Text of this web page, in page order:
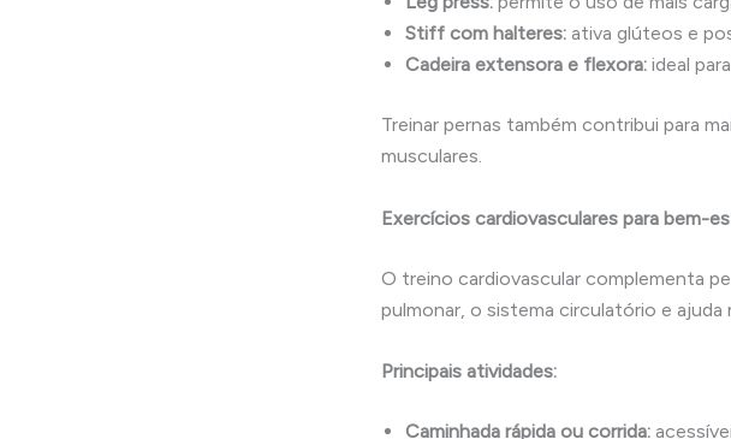
Stiff com halteres: ativa glúteos e
Cadeira extensora e flexora: ideal
Treinar pernas também contribui para
musculares.
Exercícios cardiovasculares para bem-
O treino cardiovascular complementa
pulmonar, o sistema circulatório e ajuda
Principais atividades:
Caminhada rápida ou corrida: